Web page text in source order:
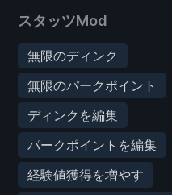
スタッツMod
無限のディンク
無限のパークポイント
ディンクを編集
パークポイントを編集
経験値獲得を増やす